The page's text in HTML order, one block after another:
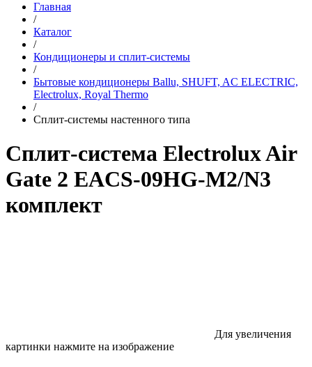
Главная
/
Каталог
/
Кондиционеры и сплит-системы
/
Бытовые кондиционеры Ballu, SHUFT, AC ELECTRIC,
Electrolux, Royal Thermo
/
Сплит-системы настенного типа
Сплит-система Electrolux Air
Gate 2 EACS-09HG-M2/N3
комплект
Для увеличения
картинки нажмите на изображение